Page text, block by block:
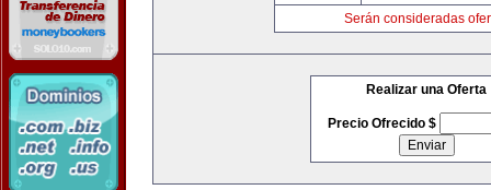
Serán consideradas
Realizar una Oferta
Precio Ofrecido $